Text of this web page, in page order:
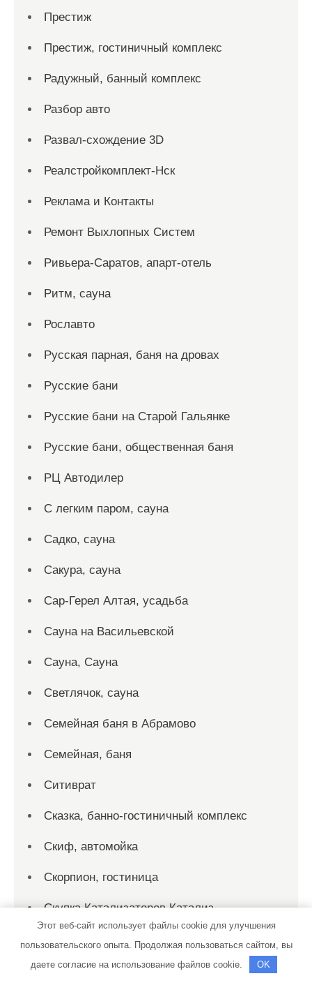
Престиж
Престиж, гостиничный комплекс
Радужный, банный комплекс
Разбор авто
Развал-схождение 3D
Реалстройкомплект-Нск
Реклама и Контакты
Ремонт Выхлопных Систем
Ривьера-Саратов, апарт-отель
Ритм, сауна
Рославто
Русская парная, баня на дровах
Русские бани
Русские бани на Старой Гальянке
Русские бани, общественная баня
РЦ Автодилер
С легким паром, сауна
Садко, сауна
Сакура, сауна
Сар-Герел Алтая, усадьба
Сауна на Васильевской
Сауна, Сауна
Светлячок, сауна
Семейная баня в Абрамово
Семейная, баня
Ситиврат
Сказка, банно-гостиничный комплекс
Скиф, автомойка
Скорпион, гостиница
Скупка Катализаторов Катализ
Служба эвакуации автомобилей, Служба
Этот веб-сайт использует файлы cookie для улучшения
пользовательского опыта. Продолжая пользоваться сайтом, вы
даете согласие на использование файлов cookie.
OK